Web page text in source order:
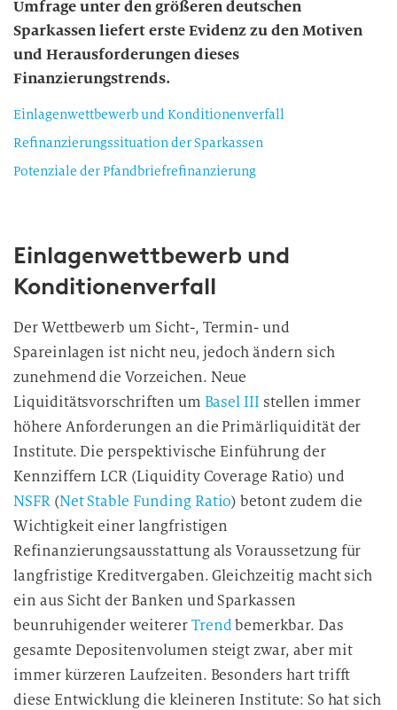
Umfrage unter den größeren deutschen
Sparkassen liefert erste Evidenz zu den Motiven
und Herausforderungen dieses
Finanzierungstrends.
Einlagenwettbewerb und Konditionenverfall
Refinanzierungssituation der Sparkassen
Potenziale der Pfandbriefrefinanzierung
Einlagenwettbewerb und
Konditionenverfall
Der Wettbewerb um Sicht-, Termin- und
Spareinlagen ist nicht neu, jedoch ändern sich
zunehmend die Vorzeichen. Neue
Liquiditätsvorschriften um Basel III stellen immer
höhere Anforderungen an die Primärliquidität der
Institute. Die perspektivische Einführung der
Kennziffern LCR (Liquidity Coverage Ratio) und
NSFR(Net Stable Funding Ratio) betont zudem die
Wichtigkeit einer langfristigen
Refinanzierungsausstattung als Voraussetzung für
langfristige Kreditvergaben. Gleichzeitig macht sich
ein aus Sicht der Banken und Sparkassen
beunruhigender weitererTrendbemerkbar. Das
gesamte Depositenvolumen steigt zwar, aber mit
immer kürzeren Laufzeiten. Besonders hart trifft
diese Entwicklung die kleineren Institute: So hat sich